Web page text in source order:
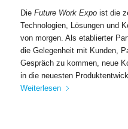
Die Future Work Expoist die
Technologien, Lösungen und
von morgen. Als etablierter
die Gelegenheit mit Kunden,
Gespräch zu kommen, neue
in die neuesten
Weiterlesen